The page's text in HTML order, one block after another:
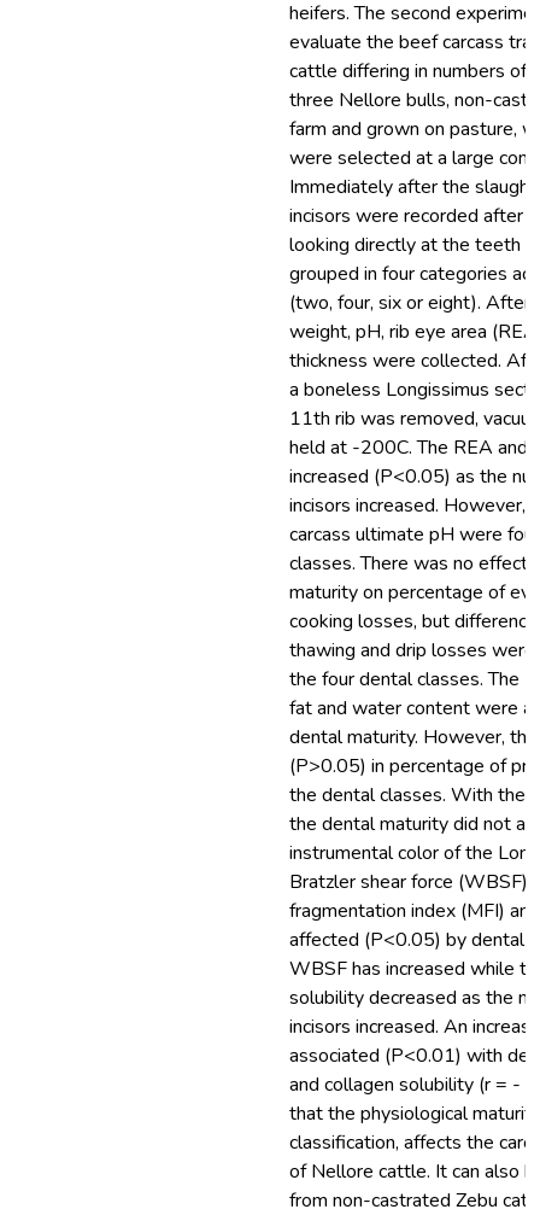
heifers. The second
evaluate the beef carcass
cattle differing in numbers of
three Nellore bulls, non-
farm and grown on pasture,
were selected at a large
Immediately after the
incisors were recorded after
looking directly at the teeth
grouped in four categories
(two, four, six or eight). After
weight, pH, rib eye area
thickness were collected.
a boneless Longissimus
11th rib was removed,
held at -200C. The REA and
increased (P<0.05) as the
incisors increased. However,
carcass ultimate pH were
classes. There was no effect
maturity on percentage of
cooking losses, but
thawing and drip losses
the four dental classes. The
fat and water content were
dental maturity. However,
(P>0.05) in percentage of
the dental classes. With the
the dental maturity did not
instrumental color of the
Bratzler shear force
fragmentation index (MFI)
affected (P<0.05) by dental
WBSF has increased while
solubility decreased as the
incisors increased. An
associated (P<0.01) with
and collagen solubility (r = -
that the physiological
classification, affects the
of Nellore cattle. It can also
from non-castrated Zebu